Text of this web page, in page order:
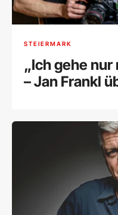
STEIERMARK
„Ich gehe
– Jan Frankl